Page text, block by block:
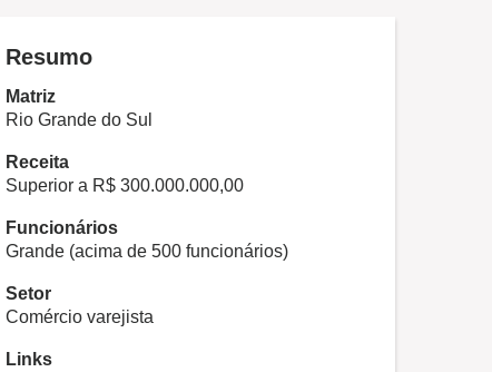
Resumo
Matriz
Rio Grande do Sul
Receita
Superior a R$ 300.000.000,00
Funcionários
Grande (acima de 500 funcionários)
Setor
Comércio varejista
Links